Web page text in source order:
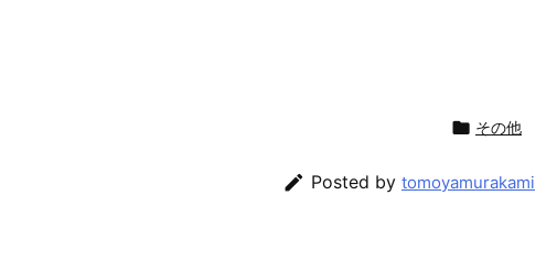
 その他
 Posted by tomoyamurakami